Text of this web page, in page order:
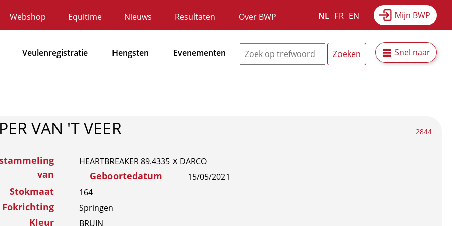
Mijn BWP
NL FR EN
navigatie
Webshop Equitime Nieuws Resultaten Over BWP
Hoofdnavigatie
Veulenregistratie Hengsten Evenementen Snel naar
VAN 'T VEER
van
HEARTBREAKER 89.4335 x DARCO
Geboortedatum 15/05/2021
Stokmaat 164
Fokrichting Springen
Kleur BRUIN
2844